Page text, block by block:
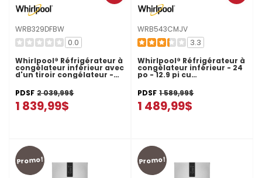
WRB329DFBW
0.0
Whirlpool® Réfrigérateur à
congélateur inférieur avec
d'un tiroir congélateur -
30 po - 19 pi cu
WRB329DFBW
PDSF 2 039,99$
1 839,99$
WRB543CMJV
3.3
Whirlpool® Réfrigérateur à
congélateur inférieur - 24
po - 12.9 pi cu
WRB543CMJV
PDSF 1 589,99$
1 489,99$
Promo! Promo!